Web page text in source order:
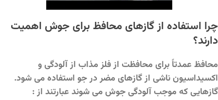
چرا استفاده از گازهای محافظ برای جوش اهمیت
دارند؟
محافظ عمدتاً برای محافظت از فلز مذاب از آلودگی و
اکسیداسیون ناشی از گازهای مضر در جو استفاده می شود.
گازهایی که موجب آلودگی جوش می شوند عبارتند از :